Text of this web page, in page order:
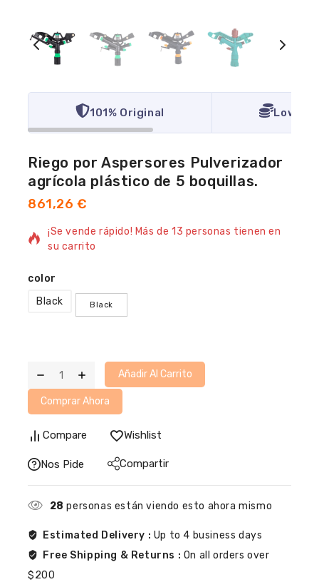
101% Original Lowest
Riego por Aspersores Pulverizador
agrícola plástico de 5 boquillas.
861,26€
2 productos vendidos en la última 1 hora
¡Se vende rápido! Más de 13 personas tienen en
su carrito
color
Black
Black
Añadir Al Carrito
Comprar Ahora
Compare Wishlist
Nos Pide Compartir
28 personas están viendo esto ahora mismo
Estimated Delivery : Up to 4 business days
Free Shipping & Returns : On all orders over
$200